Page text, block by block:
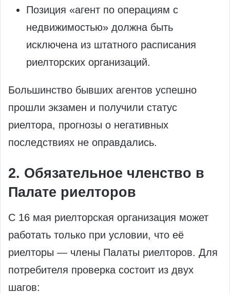
Позиция «агент по операциям с
недвижимостью» должна быть
исключена из штатного расписания
риелторских организаций.
Большинство бывших агентов успешно
прошли экзамен и получили статус
риелтора, прогнозы о негативных
последствиях не оправдались.
2. Обязательное членство в
Палате риелторов
С 16 мая риелторская организация может
работать только при условии, что её
риелторы — члены Палаты риелторов. Для
потребителя проверка состоит из двух
шагов: